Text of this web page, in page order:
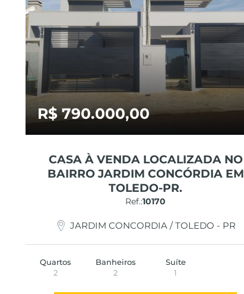
R$ 790.000,00
CASA À VENDA LOCALIZADA NO
BAIRRO JARDIM CONCÓRDIA EM
TOLEDO-PR.
Ref.:10170
JARDIM CONCORDIA / TOLEDO - PR
Quartos
2
Banheiros
2
Suíte
1